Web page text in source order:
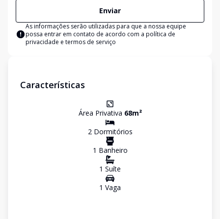
Enviar
As informações serão utilizadas para que a nossa equipe
possa entrar em contato de acordo com a política de
privacidade e termos de serviço
Características
Área Privativa 68m²
2Dormitórios
1 Banheiro
1 Suíte
1 Vaga